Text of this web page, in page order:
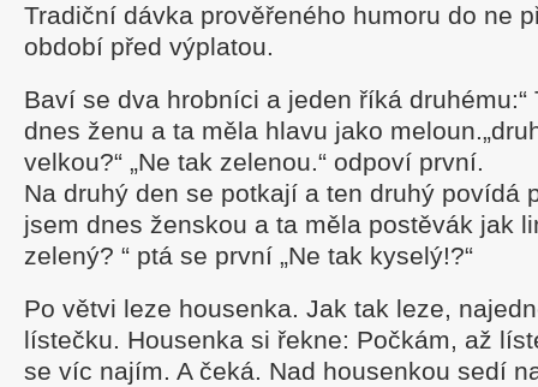
Tradiční dávka prověřeného humoru do ne
období před výplatou.
Baví se dva hrobníci a jeden říká druhému:“
dnes ženu a ta měla hlavu jako
velkou?“ „Ne tak zelenou.“ odpoví první.
Na druhý den se potkají a ten druhý povídá
jsem dnes ženskou a ta měla postěvák jak
zelený? “ ptá se první „Ne tak kyselý!?“
Po větvi leze housenka. Jak tak leze,
lístečku. Housenka si řekne: Počkám, až
se víc najím. A čeká. Nad housenkou sedí